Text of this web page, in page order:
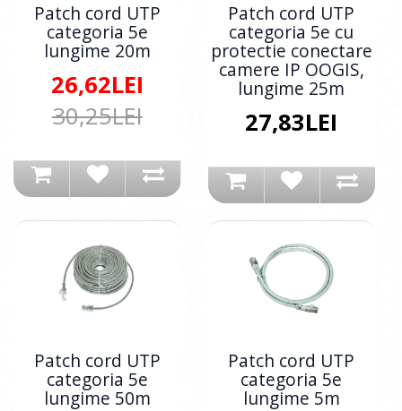
Patch cord UTP
categoria 5e
lungime 20m
26,62LEI
30,25LEI
Patch cord UTP
categoria 5e cu
protectie conectare
camere IP OOGIS,
lungime 25m
27,83LEI
Patch cord UTP
categoria 5e
lungime 50m
Patch cord UTP
categoria 5e
lungime 5m